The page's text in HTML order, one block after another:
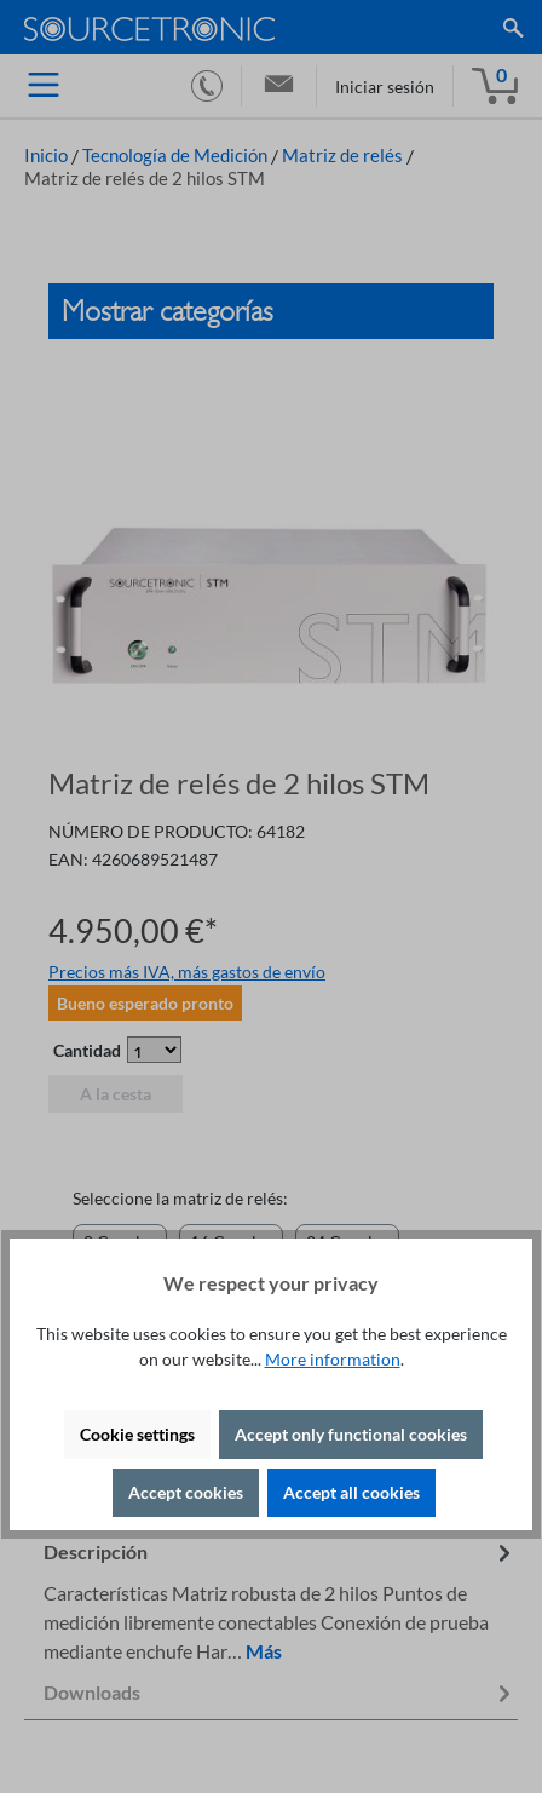
Iniciar sesión
0
Inicio /Tecnología de Medición / Matriz de relés /
Matriz de relés de 2 hilos STM
Mostrar categorías
Matriz de relés de 2 hilos STM
NÚMERO DE PRODUCTO: 64182
EAN: 4260689521487
4.950,00 €*
Precios más IVA, más gastos de envío
Bueno esperado pronto
Cantidad
A la cesta
Seleccione la matriz de relés:
8 Canales 16 Canales 24 Canales
48 Canales Ajuste individual
Detalles
Asesoramiento Especializado +49 421 277 9999
Descripción
Características Matriz robusta de 2 hilos Puntos de
medición libremente conectables Conexión de prueba
mediante enchufe Har… Más
Downloads
We respect your privacy
This website uses cookies to ensure you get the best experience
on our website... More information.
Cookie settings Accept only functional cookies
Accept cookies Accept all cookies